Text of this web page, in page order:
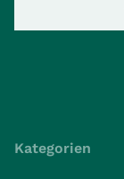
Kategorien